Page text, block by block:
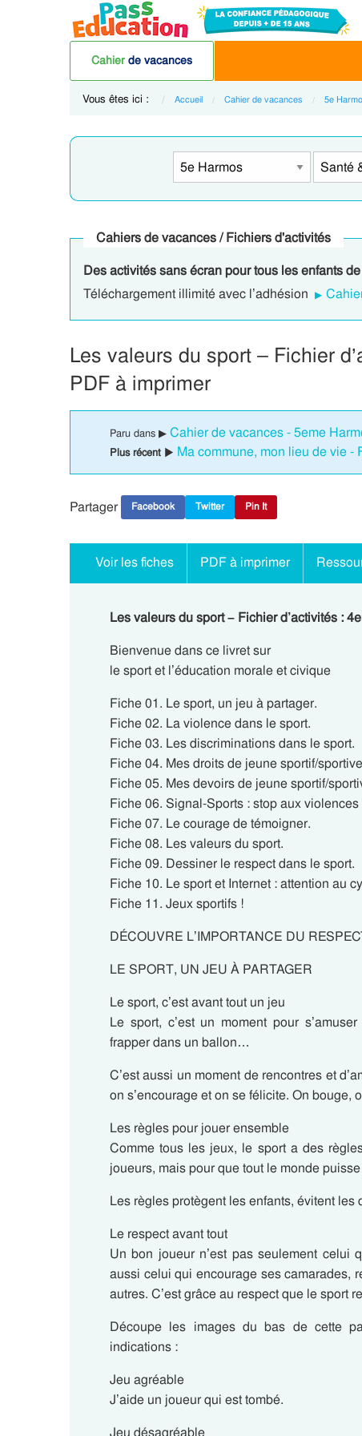
Cahier de vacances
Vous êtes ici : Accueil Cahier de vacances 5e
Cahiers de vacances / Fichiers d'activités
Des activités sans écran pour tous les enfants
Téléchargement illimité avec l’adhésion
Les valeurs du sport – Fichier
PDF à imprimer
Paru dans ▶ Cahier de vacances - 5eme
Plus récent ▶ Ma commune, mon lieu de vie -
Partager Facebook Twitter Pin It
Voir les fiches PDF à imprimer
Les valeurs du sport – Fichier d’activités :
Bienvenue dans ce livret sur
le sport et l’éducation morale et civique
Fiche 01. Le sport, un jeu à partager.
Fiche 02. La violence dans le sport.
Fiche 03. Les discriminations dans le sport.
Fiche 04. Mes droits de jeune sportif/
Fiche 05. Mes devoirs de jeune sportif/
Fiche 06. Signal-Sports : stop aux violences
Fiche 07. Le courage de témoigner.
Fiche 08. Les valeurs du sport.
Fiche 09. Dessiner le respect dans le sport.
Fiche 10. Le sport et Internet : attention au
Fiche 11. Jeux sportifs !
DÉCOUVRE L’IMPORTANCE DU
LE SPORT, UN JEU À PARTAGER
Le sport, c’est avant tout un jeu
Le sport, c’est un moment pour
frapper dans un ballon…
C’est aussi un moment de rencontres et
on s’encourage et on se félicite. On bouge,
Les règles pour jouer ensemble
Comme tous les jeux, le sport a des
joueurs, mais pour que tout le monde
Les règles protègent les enfants, évitent les
Le respect avant tout
Un bon joueur n’est pas seulement celui
aussi celui qui encourage ses camarades,
autres. C’est grâce au respect que le sport
Découpe les images du bas de cette
indications :
Jeu agréable
J’aide un joueur qui est tombé.
Jeu désagréable